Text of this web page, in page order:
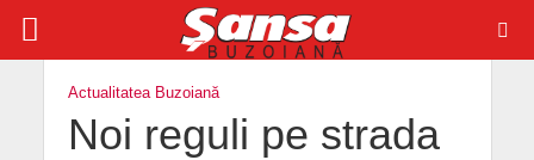
Actualitatea Buzoiană
Noi reguli pe strada